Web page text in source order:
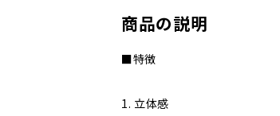
商品の説明
■特徴
1. 立体感